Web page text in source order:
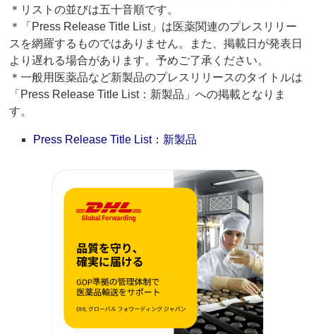
＊リストの並びは五十音順です。
＊「Press Release Title List」は医薬関連のプレスリリー
スを網羅するものではありません。また、掲載日が発表日
より遅れる場合があります。予めご了承ください。
＊一般用医薬品など新製品のプレスリリースのタイトルは
「Press Release Title List：新製品」への掲載となりま
す。
Press Release Title List：新製品